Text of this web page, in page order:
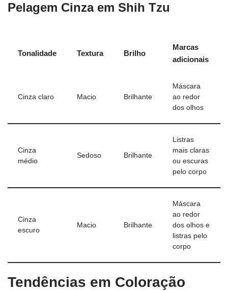
Pelagem Cinza em Shih Tzu
Tonalidade Textura Brilho
Marcas
adicionais
Cinza claro Macio Brilhante
Máscara
ao redor
dos olhos
Cinza
médio
Sedoso Brilhante
Listras
mais claras
ou escuras
pelo corpo
Cinza
escuro
Macio Brilhante
Máscara
ao redor
dos olhos e
listras pelo
corpo
Tendências em Coloração